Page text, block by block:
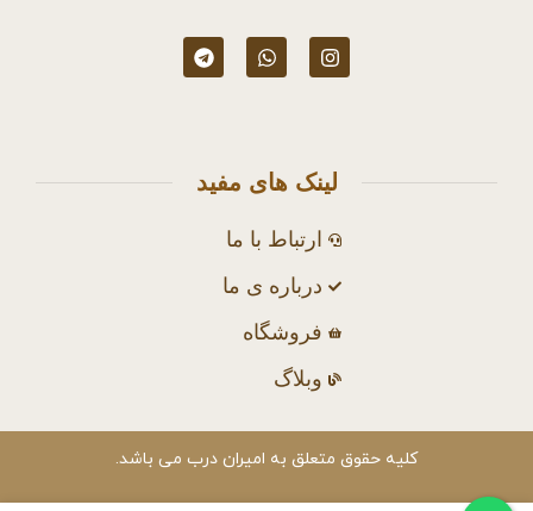
لینک های مفید
ارتباط با ما
درباره ی ما
فروشگاه
وبلاگ
کلیه حقوق متعلق به امیران درب می باشد.